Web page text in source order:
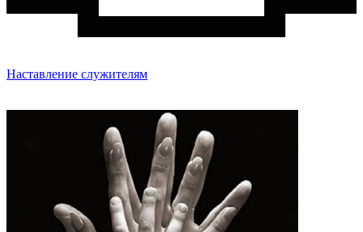
Наставление служителям